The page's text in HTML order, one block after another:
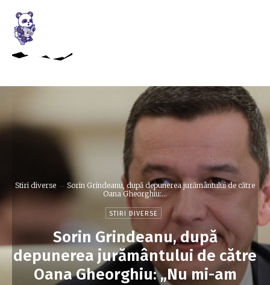
Stiri diverse
Sorin Grindeanu, după depunerea jurământului de către
Oana Gheorghiu:...
STIRI DIVERSE
Sorin Grindeanu, după
depunerea jurământului de către
Oana Gheorghiu: „Nu mi-am